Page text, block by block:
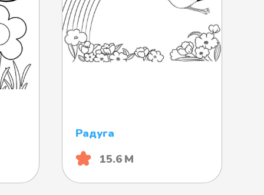
Радуга
15.6 М